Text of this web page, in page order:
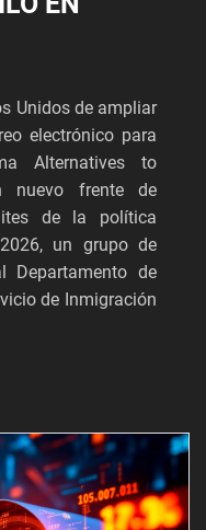
Unidos de ampliar
electrónico para
Alternatives to
nuevo frente de
de la política
un grupo de
Departamento de
de Inmigración